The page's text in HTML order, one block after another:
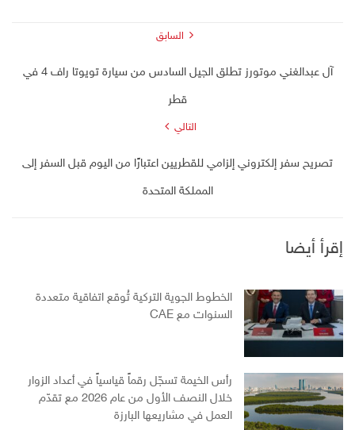
السابق
آل عبدالغني موتورز تطلق الجيل السادس من سيارة تويوتا راف 4 في
قطر
التالي
تصريح سفر إلكتروني إلزامي للقطريين اعتبارًا من اليوم قبل السفر إلى
المملكة المتحدة
إقرأ أيضا
الخطوط الجوية التركية تُوقع اتفاقية متعددة
السنوات مع CAE
رأس الخيمة تسجّل رقماً قياسياً في أعداد الزوار
خلال النصف الأول من عام 2026 مع تقدّم
العمل في مشاريعها البارزة